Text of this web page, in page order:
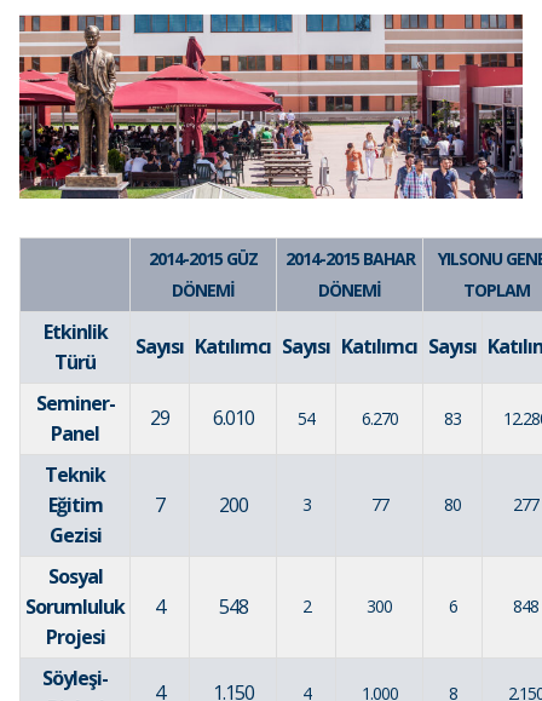
2014-2015 GÜZ
DÖNEMİ
2014-2015 BAHAR
DÖNEMİ
YILSONU
TOPLAM
Etkinlik
Türü
Sayısı Katılımcı Sayısı Katılımcı Sayısı
Seminer-
Panel
29 6.010 54 6.270 83
Teknik
Eğitim
Gezisi
7 200 3 77 80 277
Sosyal
Sorumluluk
Projesi
4 548 2 300 6 848
Söyleşi-
4 1.150 4 1.000 8